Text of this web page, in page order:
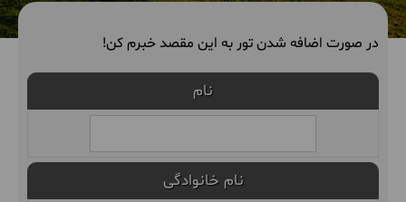
در صورت اضافه شدن تور به این مقصد خبرم کن!
نام
نام خانوادگی